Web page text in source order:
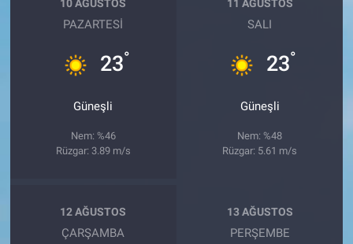
10 AĞUSTOS
PAZARTESI
23°
Güneşli
Nem: %46
Rüzgar: 3.89 m/s
11 AĞUSTOS
SALI
23°
Güneşli
Nem: %48
Rüzgar: 5.61 m/s
12 AĞUSTOS
ÇARŞAMBA
13 AĞUSTOS
PERŞEMBE